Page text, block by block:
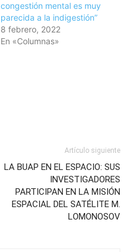
congestión mental es muy
parecida a la indigestión”
8 febrero, 2022
En «Columnas»
Artículo siguiente
LA BUAP EN EL ESPACIO: SUS
INVESTIGADORES
PARTICIPAN EN LA MISIÓN
ESPACIAL DEL SATÉLITE M.
LOMONOSOV